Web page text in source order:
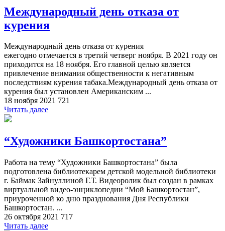
Международный день отказа от
курения
Международный день отказа от курения
ежегодно отмечается в третий четверг ноября. В 2021 году он
приходится на 18 ноября. Его главной целью является
привлечение внимания общественности к негативным
последствиям курения табака.Международный день отказа от
курения был установлен Американским ...
18 ноября 2021 721
Читать далее
“Художники Башкортостана”
Работа на тему “Художники Башкортостана” была
подготовлена библиотекарем детской модельной библиотеки
г. Баймак Зайнуллиной Г.Т. Видеоролик был создан в рамках
виртуальной видео-энциклопедии “Мой Башкортостан”,
приуроченной ко дню празднования Дня Республики
Башкортостан. ...
26 октября 2021 717
Читать далее